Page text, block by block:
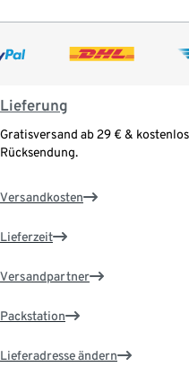
Lieferung
Gratisversand ab 29 € &
Rücksendung.
Versandkosten
Lieferzeit
Versandpartner
Packstation
Lieferadresse ändern